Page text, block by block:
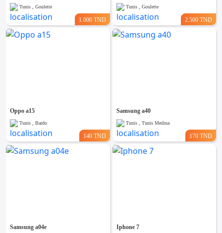
Tunis , Goulette
1.000 TND
Tunis , Goulette
2.500 TND
Oppo a15
Tunis , Bardo
140 TND
Samsung a40
Tunis , Tunis Medina
170 TND
Samsung a04e Iphone 7